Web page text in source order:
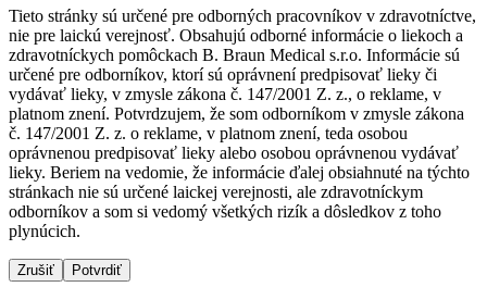
Uzatváranie rán
Riešenia
Terapie
Dialyzačné strediská
B. Braun Avitum poskytuje kvalitnú dialyzačnú starostlivosť
vo všetkých svojich strediskách na Slovensku. Viac
informácií nájdete na stránke jednotlivých stredísk.
Nájdite si prácu u nás​
Objavte svoje kariérne príležitosti ​v B. Braun. Vyhľadajte náš
trh práce​ pre zaujímavé pozície na Slovensku.​
Médiá
Kontakt
Tieto stránky sú určené pre odborných pracovníkov v zdravotníctve,
nie pre laickú verejnosť. Obsahujú odborné informácie o liekoch a
zdravotníckych pomôckach B. Braun Medical s.r.o. Informácie sú
určené pre odborníkov, ktorí sú oprávnení predpisovať lieky či
vydávať lieky, v zmysle zákona č. 147/2001 Z. z., o reklame, v
platnom znení. Potvrdzujem, že som odborníkom v zmysle zákona
č. 147/2001 Z. z. o reklame, v platnom znení, teda osobou
oprávnenou predpisovať lieky alebo osobou oprávnenou vydávať
lieky. Beriem na vedomie, že informácie ďalej obsiahnuté na týchto
stránkach nie sú určené laickej verejnosti, ale zdravotníckym
odborníkov a som si vedomý všetkých rizík a dôsledkov z toho
plynúcich.
Zrušiť Potvrdiť